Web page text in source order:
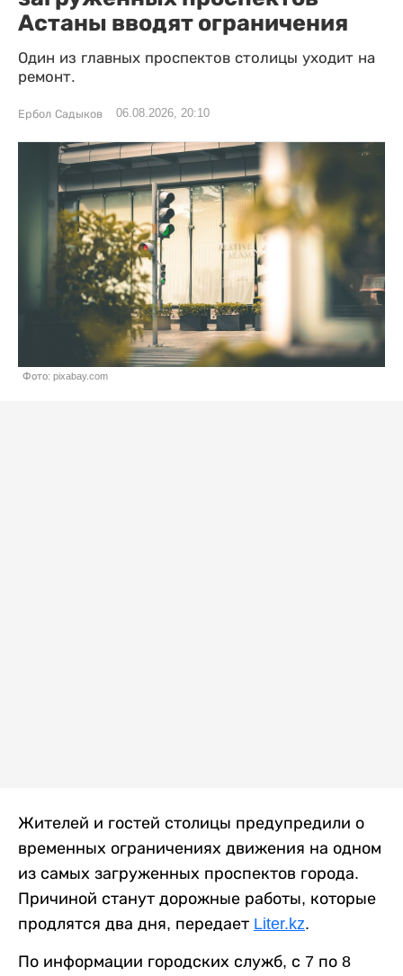
Астаны вводят ограничения
Один из главных проспектов столицы уходит на
ремонт.
Ербол Садыков 06.08.2026, 20:10
Фото: pixabay.com
Жителей и гостей столицы предупредили о
временных ограничениях движения на одном
из самых загруженных проспектов города.
Причиной станут дорожные работы, которые
продлятся два дня, передает Liter.kz.
По информации городских служб, с 7 по 8